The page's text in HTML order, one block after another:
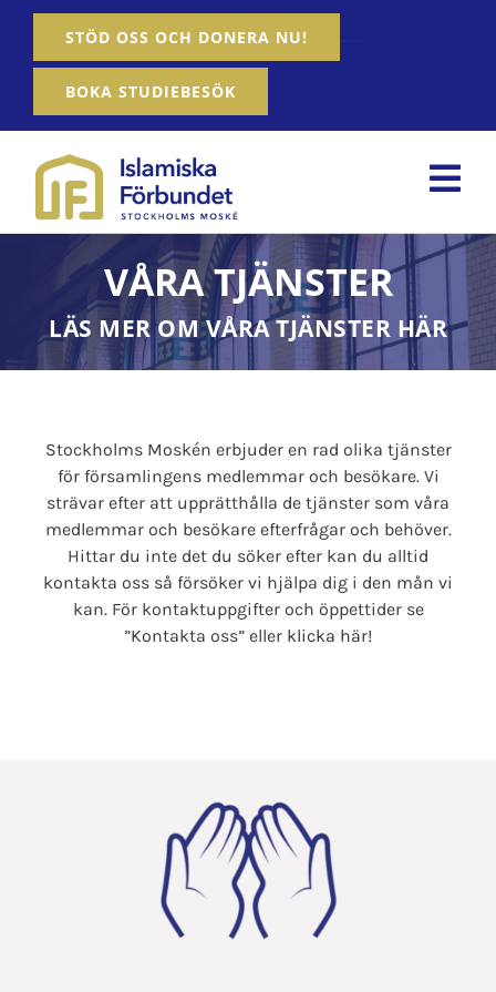
Fortsätt
innehållet
STÖD OSS OCH DONERA NU!
BOKA STUDIEBESÖK
Hem
Om oss
Våra tjänster
Aktiviteter
Nyheter
Kontakta oss
VÅRA TJÄNSTER
LÄS MER OM VÅRA TJÄNSTER HÄR
Stockholms Moskén erbjuder en rad olika tjänster
för församlingens medlemmar och besökare. Vi
strävar efter att upprätthålla de tjänster som våra
medlemmar och besökare efterfrågar och behöver.
Hittar du inte det du söker efter kan du alltid
kontakta oss så försöker vi hjälpa dig i den mån vi
kan. För kontaktuppgifter och öppettider se
”Kontakta oss” eller klicka här!